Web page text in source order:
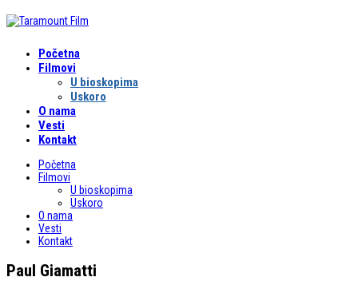
Početna
Filmovi
U bioskopima
Uskoro
O nama
Vesti
Kontakt
Početna
Filmovi
U bioskopima
Uskoro
O nama
Vesti
Kontakt
Paul Giamatti